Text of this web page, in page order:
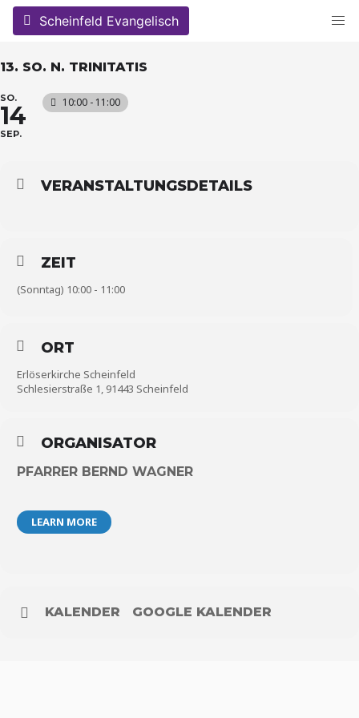
Skip
Scheinfeld Evangelisch
13. SO. N. TRINITATIS
SO.
14
SEP.
10:00 - 11:00
VERANSTALTUNGSDETAILS
ZEIT
(Sonntag) 10:00 - 11:00
ORT
Erlöserkirche Scheinfeld
Schlesierstraße 1, 91443 Scheinfeld
ORGANISATOR
PFARRER BERND WAGNER
LEARN MORE
KALENDER GOOGLE KALENDER